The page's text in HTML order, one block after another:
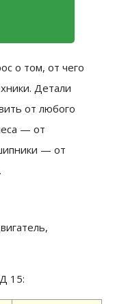
о том, от чего
Детали
от любого
— от
— от
15: